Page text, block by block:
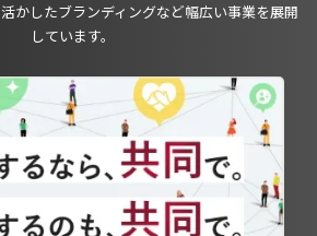
かしたブランディングなど幅広い事業を展開
しています。